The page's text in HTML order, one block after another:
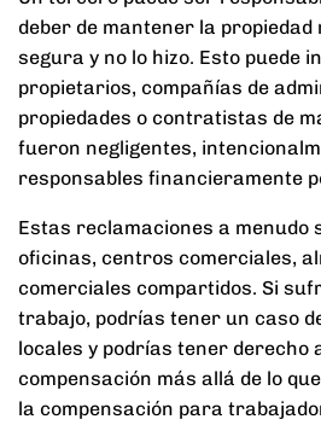
deber de mantener la
segura y no lo hizo. Esto puede
propietarios, compañías de
propiedades o contratistas de
fueron negligentes,
responsables financieramente
Estas reclamaciones a menudo
oficinas, centros comerciales,
comerciales compartidos. Si
trabajo, podrías tener un caso
locales y podrías tener derecho
compensación más allá de lo
la compensación para